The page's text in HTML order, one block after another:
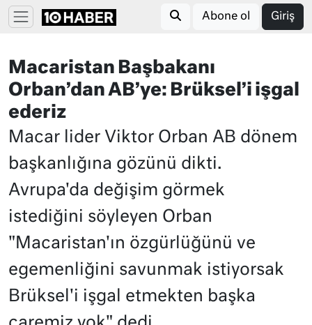
Abone ol Giriş
Macaristan Başbakanı
Orban’dan AB’ye: Brüksel’i işgal
ederiz
Macar lider Viktor Orban AB dönem
başkanlığına gözünü dikti.
Avrupa'da değişim görmek
istediğini söyleyen Orban
"Macaristan'ın özgürlüğünü ve
egemenliğini savunmak istiyorsak
Brüksel'i işgal etmekten başka